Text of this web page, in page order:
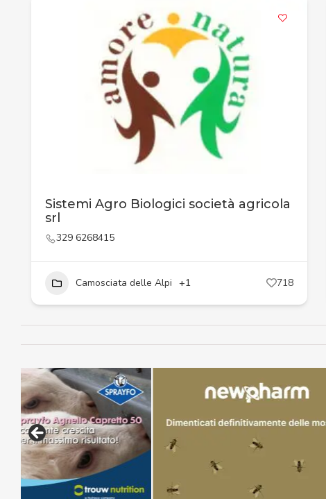
Sistemi Agro Biologici società agricola
srl
329 6268415
Camosciata delle Alpi +1 718